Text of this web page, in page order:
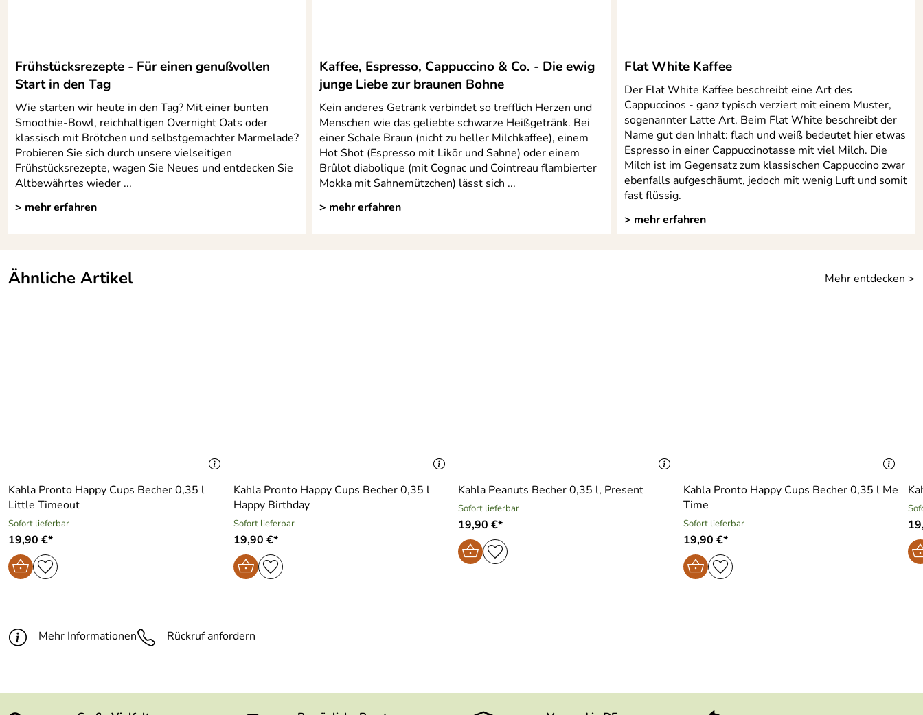
Frühstücksrezepte - Für einen genußvollen
Start in den Tag
Wie starten wir heute in den Tag? Mit einer bunten
Smoothie-Bowl, reichhaltigen Overnight Oats oder
klassisch mit Brötchen und selbstgemachter Marmelade?
Probieren Sie sich durch unsere vielseitigen
Frühstücksrezepte, wagen Sie Neues und entdecken Sie
Altbewährtes wieder ...
> mehr erfahren
Kaffee, Espresso, Cappuccino & Co. - Die ewig
junge Liebe zur braunen Bohne
Kein anderes Getränk verbindet so trefflich Herzen und
Menschen wie das geliebte schwarze Heißgetränk. Bei
einer Schale Braun (nicht zu heller Milchkaffee), einem
Hot Shot (Espresso mit Likör und Sahne) oder einem
Brûlot diabolique (mit Cognac und Cointreau flambierter
Mokka mit Sahnemützchen) lässt sich ...
> mehr erfahren
Flat White Kaffee
Der Flat White Kaffee beschreibt eine Art des
Cappuccinos - ganz typisch verziert mit einem Muster,
sogenannter Latte Art. Beim Flat White beschreibt der
Name gut den Inhalt: flach und weiß bedeutet hier etwas
Espresso in einer Cappuccinotasse mit viel Milch. Die
Milch ist im Gegensatz zum klassischen Cappuccino zwar
ebenfalls aufgeschäumt, jedoch mit wenig Luft und somit
fast flüssig.
> mehr erfahren
Ähnliche Artikel Mehr entdecken >
Kahla Pronto Happy Cups Becher 0,35 l
Little Timeout
Sofort lieferbar
19,90 €*
Kahla Pronto Happy Cups Becher 0,35 l
Happy Birthday
Sofort lieferbar
19,90 €*
Kahla Peanuts Becher 0,35 l, Present
Sofort lieferbar
19,90 €*
Kahla Pronto Happy Cups Becher 0,35 l Me
Time
Sofort lieferbar
19,90 €*
Mehr Informationen Rückruf anfordern